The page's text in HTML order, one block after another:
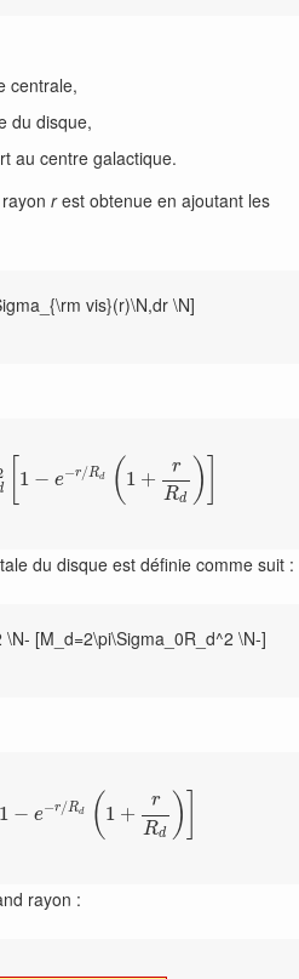
centrale,
du disque,
au centre galactique.
rest obtenue en ajoutant les
vis}(r)\N,dr \N]
1 − e−r/Rd ( 1 +
r
Rd )
du disque est définie comme suit :
[M_d=2\pi\Sigma_0R_d^2 \N-]
1 − e−r/Rd ( 1 +
r
Rd )
rayon :